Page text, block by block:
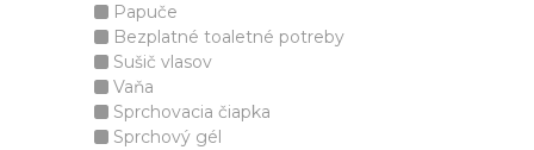
Papuče
Bezplatné toaletné potreby
Sušič vlasov
Vaňa
Sprchovacia čiapka
Sprchový gél